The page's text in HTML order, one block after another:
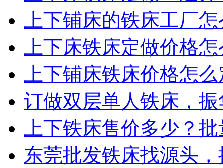
上下铺床的铁床工厂
上下床铁床定做价格
上下铺床铁床价格怎
订做双层单人铁床，
上下铁床售价多少？
东莞批发铁床找源头